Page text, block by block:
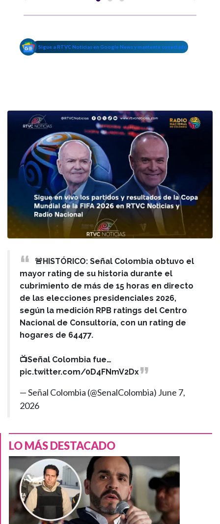
Sigue a RTVC Noticias en Google News y mantente conectado
🚨HISTÓRICO: Señal Colombia obtuvo el
mayor rating de su historia durante el
cubrimiento de más de 15 horas en directo
de las elecciones presidenciales 2026,
según la medición RPB ratings del Centro
Nacional de Consultoría, con un rating de
hogares de 64477.
📺Señal Colombia fue…
pic.twitter.com/0D4FNmV2Dx
— Señal Colombia (@SenalColombia) June 7,
2026
LO MÁS DESTACADO